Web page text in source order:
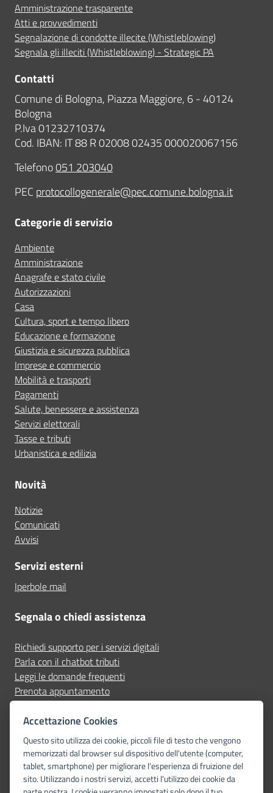
Amministrazione trasparente
Atti e provvedimenti
Segnalazione di condotte illecite (Whistleblowing)
Segnala gli illeciti (Whistleblowing) - Strategic PA
Contatti
Comune di Bologna, Piazza Maggiore, 6 - 40124
Bologna
P.Iva 01232710374
Cod. IBAN: IT 88 R 02008 02435 000020067156
Telefono051 203040
PEC protocollogenerale@pec.comune.bologna.it
Categorie di servizio
Ambiente
Amministrazione
Anagrafe e stato civile
Autorizzazioni
Casa
Cultura, sport e tempo libero
Educazione e formazione
Giustizia e sicurezza pubblica
Imprese e commercio
Mobilità e trasporti
Pagamenti
Salute, benessere e assistenza
Servizi elettorali
Tasse e tributi
Urbanistica e edilizia
Novità
Notizie
Comunicati
Avvisi
Servizi esterni
Iperbole mail
Segnala o chiedi assistenza
Richiedi supporto per i servizi digitali
Parla con il chatbot tributi
Leggi le domande frequenti
Prenota appuntamento
Segnala disservizio
Seguici su
Accettazione Cookies
Questo sito utilizza dei cookie, piccoli file di testo che vengono
memorizzati dal browser sul dispositivo dell'utente (computer,
tablet, smartphone) per migliorare l'esperienza di fruizione del
sito. Utilizzando i nostri servizi, accetti l'utilizzo dei cookie da